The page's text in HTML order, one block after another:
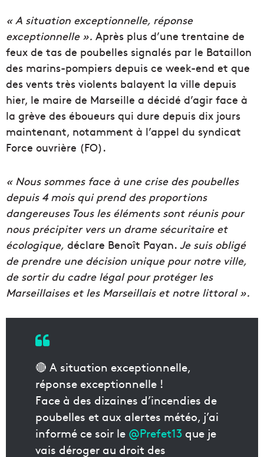
« A situation exceptionnelle, réponse
exceptionnelle ». Après plus d’une trentaine de
feux de tas de poubelles signalés par le Bataillon
des marins-pompiers depuis ce week-end et que
des vents très violents balayent la ville depuis
hier, le maire de Marseille a décidé d’agir face à
la grève des éboueurs qui dure depuis dix jours
maintenant, notamment à l’appel du syndicat
Force ouvrière (FO).
« Nous sommes face à une crise des poubelles
depuis 4 mois qui prend des proportions
dangereuses Tous les éléments sont réunis pour
nous précipiter vers un drame sécuritaire et
écologique, déclare Benoît Payan. Je suis obligé
de prendre une décision unique pour notre ville,
de sortir du cadre légal pour protéger les
Marseillaises et les Marseillais et notre littoral ».
🔴 A situation exceptionnelle,
réponse exceptionnelle !
Face à des dizaines d’incendies de
poubelles et aux alertes météo, j’ai
informé ce soir le @Prefet13 que je
vais déroger au droit des